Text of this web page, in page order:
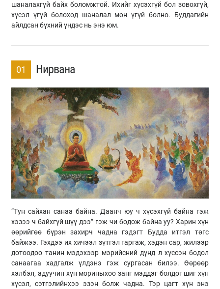
шаналахгүй байх боломжтой. Ихийг хүсэхгүй бол зовохгүй,
хүсэл үгүй болоход шаналал мөн үгүй болно. Буддагийн
айлдсан бүхний үндэс нь энэ юм.
01 Нирвана
“Тун сайхан санаа байна. Даанч юу ч хүсэхгүй байна гэж
хэзээ ч байхгүй шүү дээ” гэж чи бодож байна уу? Харин хүн
өөрийгөө бүрэн захирч чадна гэдэгт Будда итгэл төгс
байжээ. Гэхдээ их хичээл зүтгэл гаргаж, хэдэн сар, жилээр
дотоодоо танин мэдэхээр мэрийсний дүнд л хүссэн бодол
санаагаа хадгалж үлдэнэ гэж сургасан билээ. Өөрөөр
хэлбэл, адуучин хүн мориныхоо занг мэддэг болдог шиг хүн
хүсэл, сэтгэлийнхээ эзэн болж чадна. Тэр цагт хүн энэ